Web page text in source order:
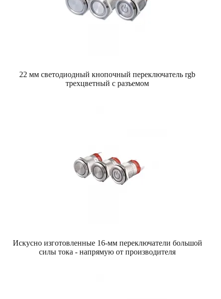
22 мм светодиодный кнопочный переключатель rgb
трехцветный с разъемом
Искусно изготовленные 16-мм переключатели большой
силы тока - напрямую от производителя